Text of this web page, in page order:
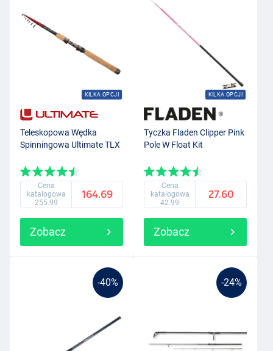
KILKA OPCJI
Teleskopowa Wędka
Spinningowa Ultimate TLX
Cena
katalogowa
255.99
164.69
Zobacz
KILKA OPCJI
Tyczka Fladen Clipper Pink
Pole W Float Kit
Cena
katalogowa
42.99
27.60
Zobacz
-40% -24%